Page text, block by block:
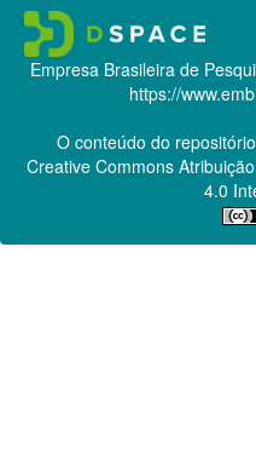
Empresa Brasileira de
https://
O conteúdo do
Creative Commons
4.0